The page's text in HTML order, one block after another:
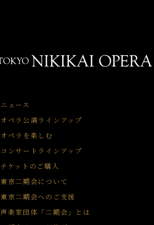
ニュース
オペラ公演ラインアップ
オペラを楽しむ
コンサートラインアップ
チケットのご購入
東京二期会について
東京二期会へのご支援
声楽家団体「二期会」とは